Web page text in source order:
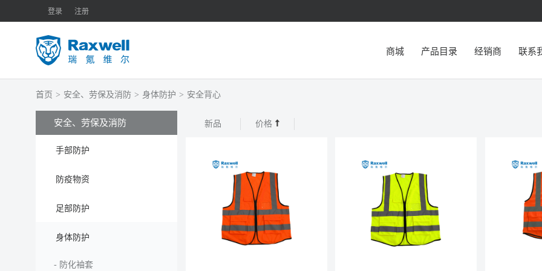
登录 注册
商城 产品目录 经销商 联系
首页 > 安全、劳保及消防 > 身体防护 > 安全背心
安全、劳保及消防
手部防护
防疫物资
足部防护
身体防护
- 防化袖套
新品 价格